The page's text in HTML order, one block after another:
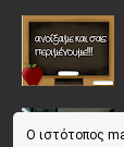
Ο ιστότοπος